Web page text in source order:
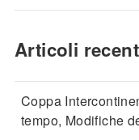
Articoli
Coppa
tempo, Modifiche